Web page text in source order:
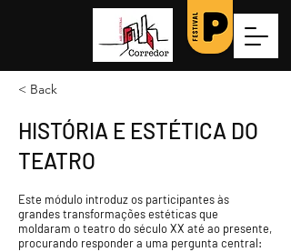
< Back
HISTÓRIA E ESTÉTICA DO
TEATRO
Este módulo introduz os participantes às
grandes transformações estéticas que
moldaram o teatro do século XX até ao presente,
procurando responder a uma pergunta central: